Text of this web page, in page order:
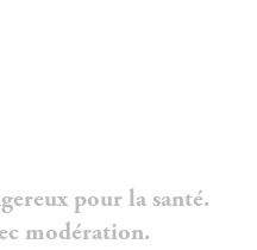
pour la santé.
modération.